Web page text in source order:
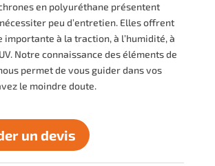
en polyuréthane présentent
peu d’entretien. Elles offrent
importante à la traction, à l’humidité, à
Notre connaissance des éléments de
permet de vous guider dans vos
le moindre doute.
un devis